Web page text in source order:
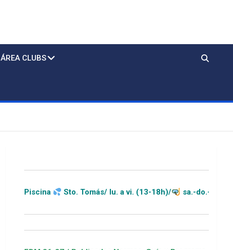
ÁREA CLUBS
Tomás/ lu. a vi. (13-18h)/ sa.-do.-festivos (11-20h)